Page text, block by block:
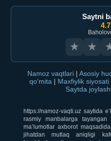
Saytni
★ ★
Namoz vaqtlari | Asosiy
qo‘mita | Maxfiylik siyosati
Saytda
https://namoz-vaqti.uz saytida
rasmiy manbalarga
ma’lumotlar axborot
jihatdan mutlaq aniqligi